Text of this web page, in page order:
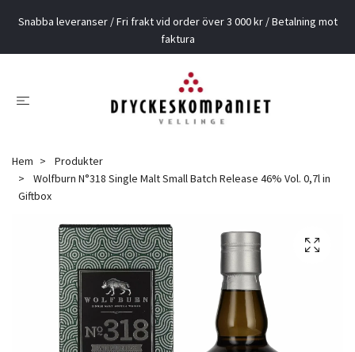
Snabba leveranser / Fri frakt vid order över 3 000 kr / Betalning mot
faktura
Hem
Produkter
Wolfburn N°318 Single Malt Small Batch Release 46% Vol. 0,7l in
Giftbox